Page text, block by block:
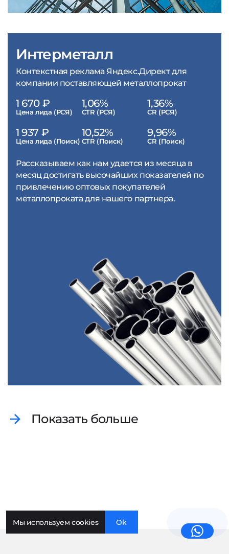
Интерметалл
Контекстная реклама Яндекс.Директ для
компании поставляющей металлопрокат
1 670 ₽
Цена лида (РСЯ)
1,06%
CTR (РСЯ)
1,36%
CR (РСЯ)
1 937 ₽
Цена лида (Поиск)
10,52%
CTR (Поиск)
9,96%
CR (Поиск)
Рассказываем как нам удается из месяца в
месяц достигать высочайших показателей по
привлечению оптовых покупателей
металлопроката для нашего партнера.
Показать больше
Мы используем cookies Ok